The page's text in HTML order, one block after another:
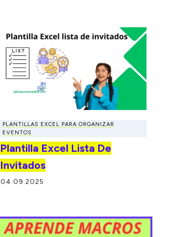
PLANTILLAS EXCEL PARA ORGANIZAR
EVENTOS
Plantilla Excel Lista De
Invitados
04.09.2025